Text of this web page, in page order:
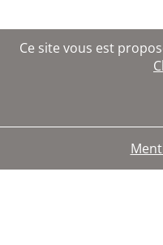
Ce site vous est